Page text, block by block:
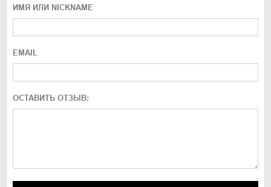
ИМЯ ИЛИ NICKNAME
EMAIL
ОСТАВИТЬ ОТЗЫВ: